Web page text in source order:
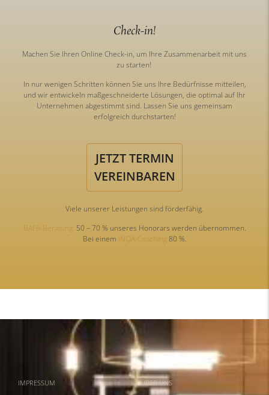
Check-in!
Machen Sie Ihren Online Check-in, um Ihre Zusammenarbeit mit uns
zu starten!
In nur wenigen Schritten können Sie uns Ihre Bedürfnisse mitteilen,
und wir entwickeln maßgeschneiderte Lösungen, die optimal auf Ihr
Unternehmen abgestimmt sind. Lassen Sie uns gemeinsam
erfolgreich durchstarten!
JETZT TERMIN
VEREINBAREN
Viele unserer Leistungen sind förderfähig.
BAFA-Beratung: 50 – 70 % unseres Honorars werden übernommen.
Bei einem INQA-Coaching 80 %.
IMPRESSUM ÜBER UNS